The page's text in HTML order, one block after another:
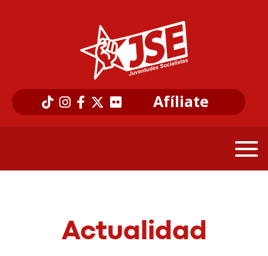
Afíliate
Actualidad